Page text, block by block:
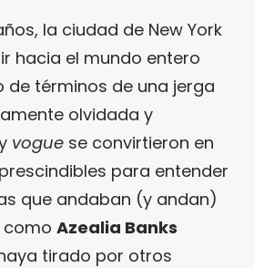
la ciudad de New York
hacia el mundo entero
de términos de una jerga
olvidada y
vogue se convirtieron en
para entender
que andaban (y andan)
Azealia Banks
tirado por otros